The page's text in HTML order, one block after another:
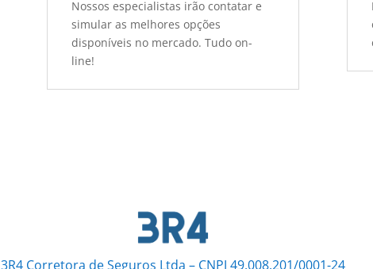
Nossos especialistas irão contatar e
simular as melhores opções
disponíveis no mercado. Tudo on-
line!
3R4 Corretora de Seguros Ltda – CNPJ 49.008.201/0001-24